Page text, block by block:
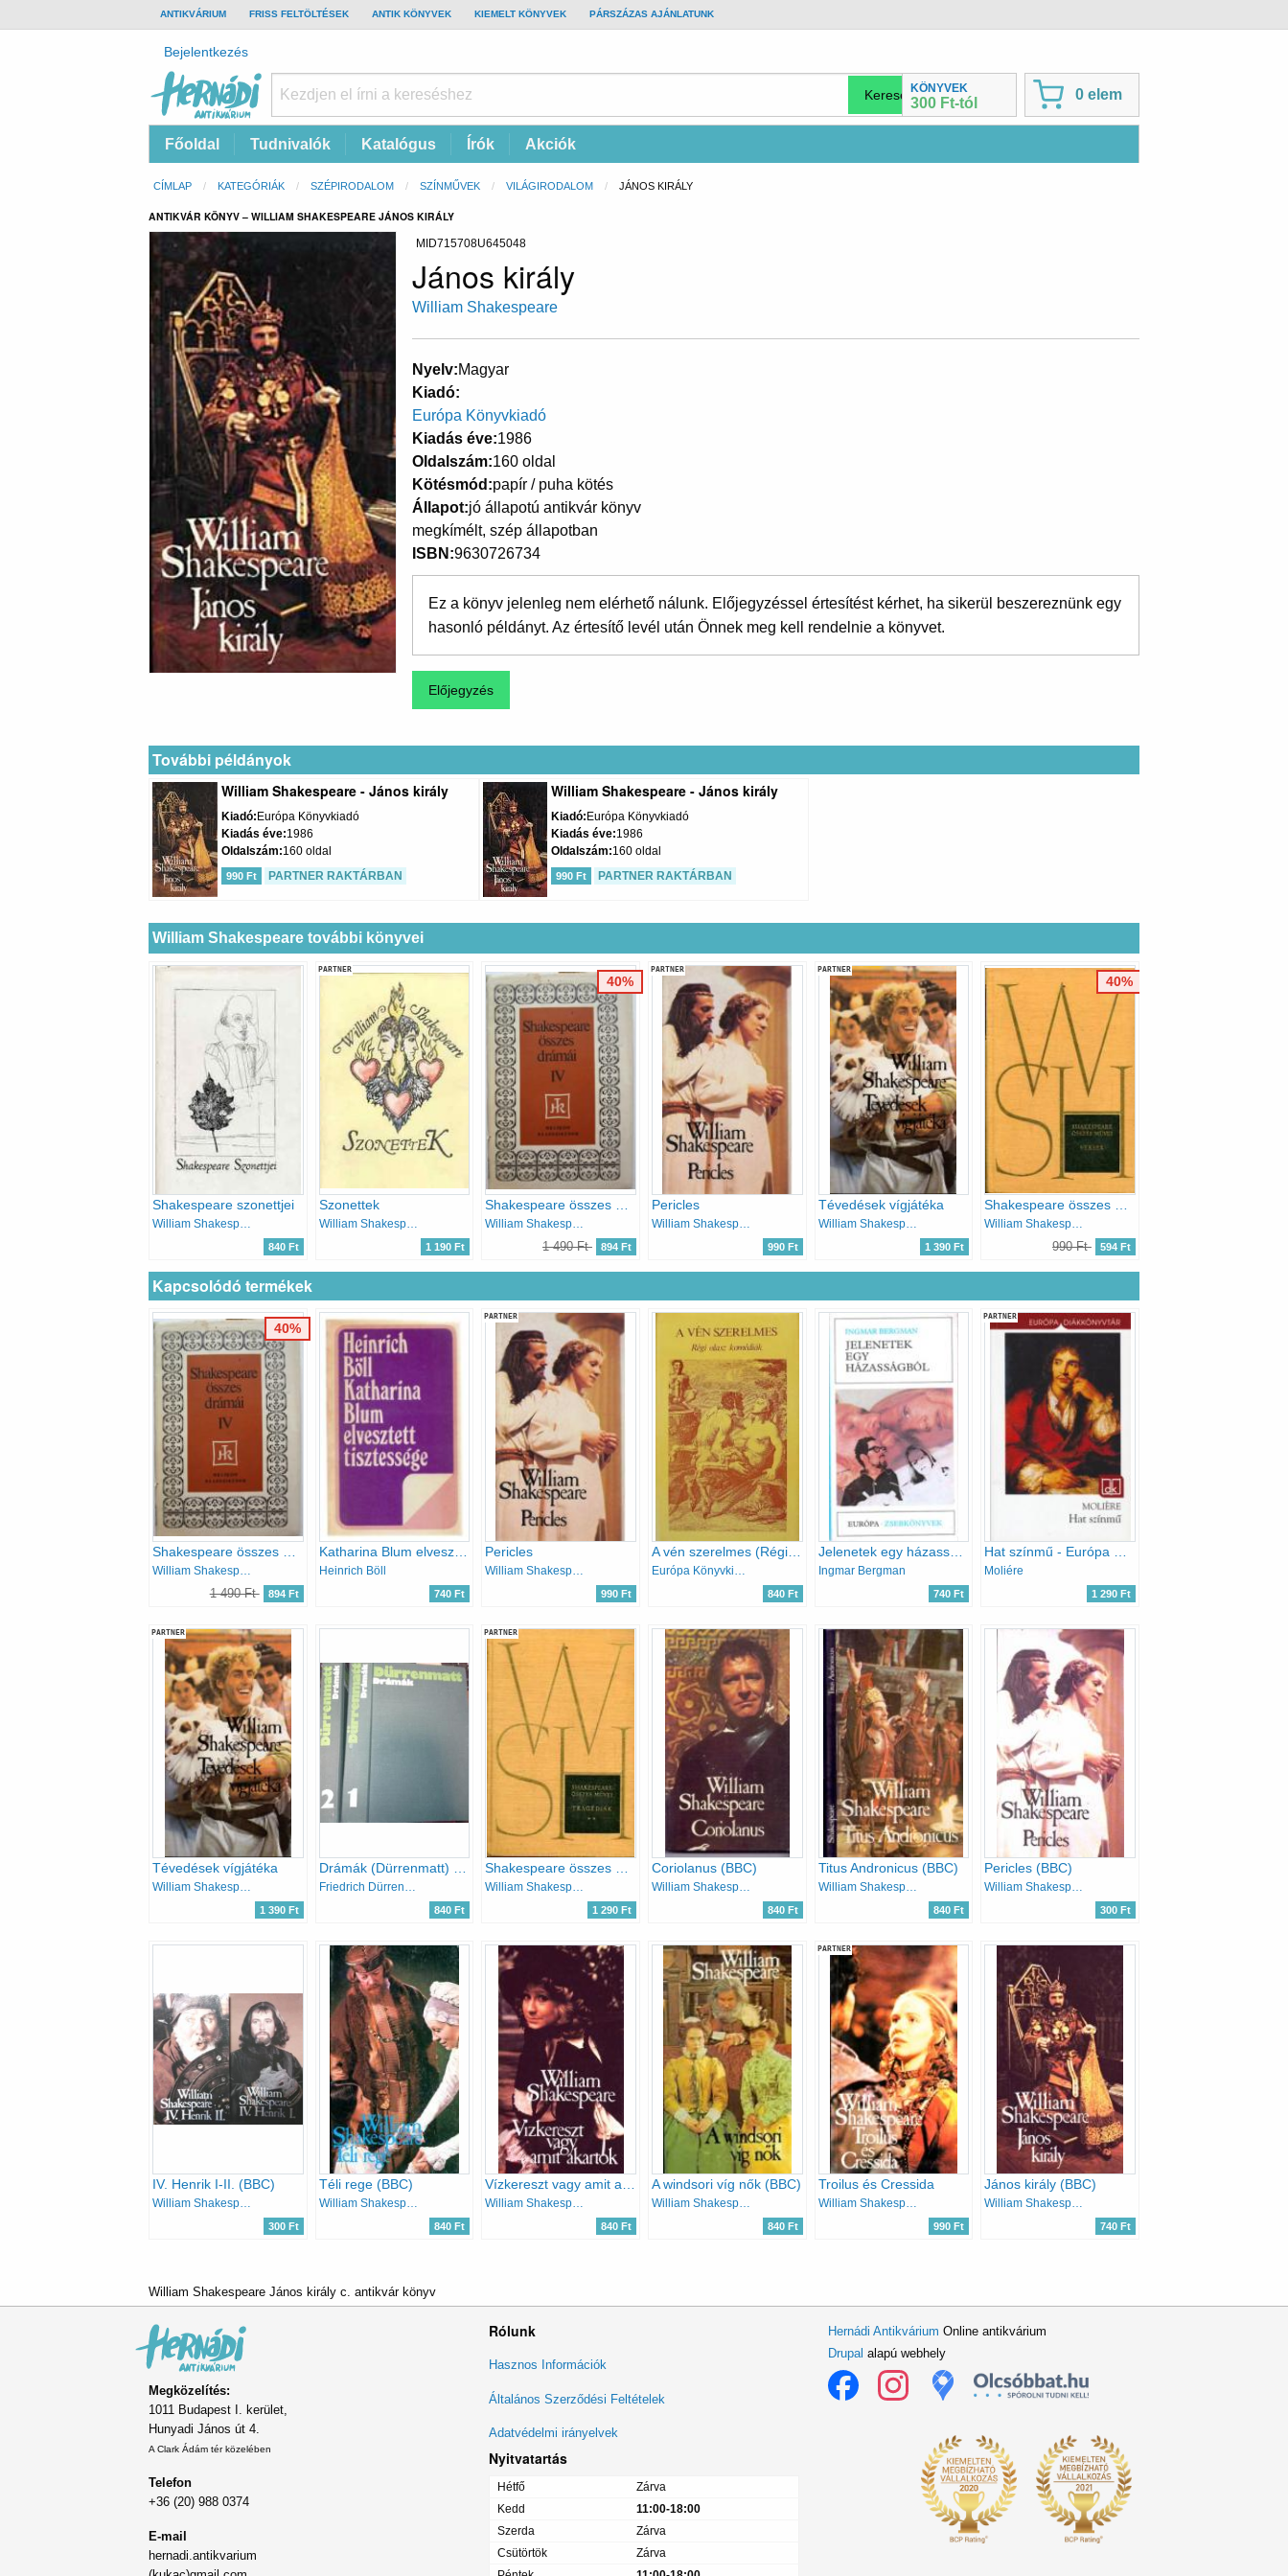
TOP
BAR
ANTIKVÁRIUM FRISS FELTÖLTÉSEK ANTIK KÖNYVEK KIEMELT KÖNYVEK PÁRSZÁZAS AJÁNLATUNK
Felhasználói
fiók
menüje
Bejelentkezés
Antikvárium
Online
KÖNYVEK
300 Ft-tól
0 elem
Fő
navigáció
Főoldal Tudnivalók Katalógus Írók Akciók
Morzsa
CÍMLAP KATEGÓRIÁK SZÉPIRODALOM SZÍNMŰVEK VILÁGIRODALOM CURRENT:
JÁNOS KIRÁLY
ANTIKVÁR KÖNYV – WILLIAM SHAKESPEARE JÁNOS KIRÁLY
MID715708U645048
János király
William Shakespeare
Nyelv Magyar
Kiadó
Európa Könyvkiadó
Kiadás éve 1986
Oldalszám 160 oldal
Kötésmód papír / puha kötés
Állapot jó állapotú antikvár könyv
megkímélt, szép állapotban
ISBN 9630726734
Ez a könyv jelenleg nem elérhető nálunk. Előjegyzéssel értesítést kérhet, ha sikerül beszereznünk egy
hasonló példányt. Az értesítő levél után Önnek meg kell rendelnie a könyvet.
További példányok
William Shakespeare - János király
Kiadó Európa Könyvkiadó
Kiadás éve 1986
Oldalszám 160 oldal
990 Ft PARTNER RAKTÁRBAN
William Shakespeare - János király
Kiadó Európa Könyvkiadó
Kiadás éve 1986
Oldalszám 160 oldal
990 Ft PARTNER RAKTÁRBAN
William Shakespeare további könyvei
Shakespeare szonettjei
William Shakespeare
840 Ft
PARTNER
Szonettek
William Shakespeare
1 190 Ft
Shakespeare összes drámái IV. Színművek
William Shakespeare
1 490 Ft 894 Ft
40%
PARTNER
Pericles
William Shakespeare
990 Ft
PARTNER
Tévedések vígjátéka
William Shakespeare
1 390 Ft
Shakespeare összes művei VII. - Versek
William Shakespeare
990 Ft 594 Ft
40%
Kapcsolódó termékek
Shakespeare összes drámái IV. Színművek
William Shakespeare
1 490 Ft 894 Ft
40%
Katharina Blum elveszett tisztessége
Heinrich Böll
740 Ft
PARTNER
Pericles
William Shakespeare
990 Ft
A vén szerelmes (Régi olasz komédiák)
Európa Könyvkiadó
840 Ft
Jelenetek egy házasságból
Ingmar Bergman
740 Ft
PARTNER
Hat színmű - Európa Diákkönyvtár
Moliére
1 290 Ft
PARTNER
Tévedések vígjátéka
William Shakespeare
1 390 Ft
Friedrich Dürrenmatt
840 Ft
PARTNER
William Shakespeare
1 290 Ft
Coriolanus (BBC)
William Shakespeare
840 Ft
Titus Andronicus (BBC)
William Shakespeare
840 Ft
Pericles (BBC)
William Shakespeare
300 Ft
IV. Henrik I-II. (BBC)
300 Ft
Téli rege (BBC)
William Shakespeare
840 Ft 840 Ft
A windsori víg nők (BBC)
William Shakespeare
840 Ft
PARTNER
Troilus és Cressida
William Shakespeare
990 Ft
János király (BBC)
740 Ft
William Shakespeare János király c. antikvár könyv
Megközelítés:
1011 Budapest I. kerület,
Hunyadi János út 4.
A Clark Ádám tér közelében
Telefon
+36 (20) 988 0374
E-mail
hernadi.antikvarium
Rólunk
Lábléc
menü
Hasznos Információk
Általános Szerződési Feltételek
Adatvédelmi irányelvek
Nyitvatartás
Hétfő
Zárva
Kedd
11:00-18:00
Szerda
Zárva
Csütörtök
Zárva
Hernádi Antikvárium Online antikvárium
Drupal alapú webhely